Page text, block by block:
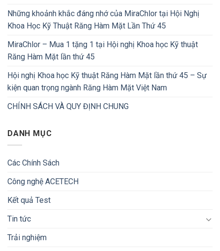
Những khoảnh khắc đáng nhớ của MiraChlor tại Hội Nghị
Khoa Học Kỹ Thuật Răng Hàm Mặt Lần Thứ 45
MiraChlor – Mua 1 tặng 1 tại Hội nghị Khoa học Kỹ thuật
Răng Hàm Mặt lần thứ 45
Hội nghị Khoa học Kỹ thuật Răng Hàm Mặt lần thứ 45 – Sự
kiện quan trọng ngành Răng Hàm Mặt Việt Nam
CHÍNH SÁCH VÀ QUY ĐỊNH CHUNG
DANH MỤC
Các Chính Sách
Công nghệ ACETECH
Kết quả Test
Tin tức
Trải nghiệm